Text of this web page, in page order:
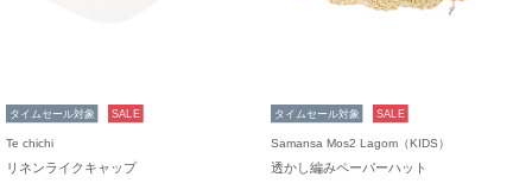
タイムセール対象 SALE
Te chichi
リネンライクキャップ
タイムセール対象 SALE
Samansa Mos2 Lagom（KIDS）
透かし編みペーパーハット